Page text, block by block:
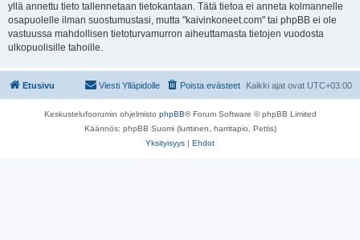
yllä annettu tieto tallennetaan tietokantaan. Tätä tietoa ei anneta kolmannelle
osapuolelle ilman suostumustasi, mutta "kaivinkoneet.com" tai phpBB ei ole
vastuussa mahdollisen tietoturvamurron aiheuttamasta tietojen vuodosta
ulkopuolisille tahoille.
Etusivu Kaikki ajat ovat UTC+03:00
Poista evästeet
Viesti Ylläpidolle
Keskustelufoorumin ohjelmisto phpBB® Forum Software © phpBB Limited
Käännös: phpBB Suomi (lurttinen, harritapio, Pettis)
Yksityisyys | Ehdot